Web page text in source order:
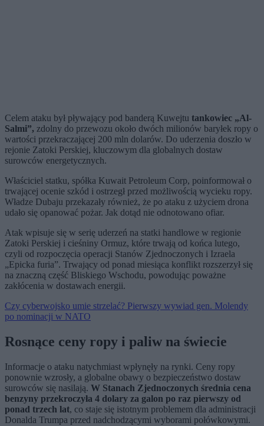
Celem ataku był pływający pod banderą Kuwejtu tankowiec „Al-
Salmi”, zdolny do przewozu około dwóch milionów baryłek ropy o
wartości przekraczającej 200 mln dolarów. Do uderzenia doszło w
rejonie Zatoki Perskiej, kluczowym dla globalnych dostaw
surowców energetycznych.
Właściciel statku, spółka Kuwait Petroleum Corp, poinformował o
trwającej ocenie szkód i ostrzegł przed możliwością wycieku ropy.
Władze Dubaju przekazały również, że po ataku z użyciem drona
udało się opanować pożar. Jak dotąd nie odnotowano ofiar.
Atak wpisuje się w serię uderzeń na statki handlowe w regionie
Zatoki Perskiej i cieśniny Ormuz, które trwają od końca lutego,
czyli od rozpoczęcia operacji Stanów Zjednoczonych i Izraela
„Epicka furia”. Trwający od ponad miesiąca konflikt rozszerzył się
na znaczną część Bliskiego Wschodu, powodując poważne
zakłócenia w dostawach energii.
Czy cyberwojsko umie strzelać? Pierwszy wywiad gen. Molendy
po nominacji w NATO
Rosnące ceny ropy i paliw na świecie
Informacje o ataku natychmiast wpłynęły na rynki. Ceny ropy
ponownie wzrosły, a globalne obawy o bezpieczeństwo dostaw
surowców się nasilają. W Stanach Zjednoczonych średnia cena
benzyny przekroczyła 4 dolary za galon po raz pierwszy od
ponad trzech lat, co staje się istotnym problemem dla administracji
Donalda Trumpa przed nadchodzącymi wyborami połówkowymi.